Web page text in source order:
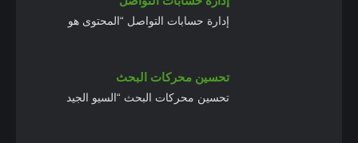
إدارة حسابات التواصل “المحتوى هو
تحسين محركات البحث
تحسين محركات البحث “السيو الجيد